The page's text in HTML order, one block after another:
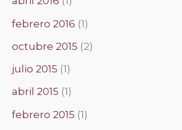
febrero 2016 (1)
octubre 2015 (2)
julio 2015 (1)
abril 2015 (1)
febrero 2015 (1)